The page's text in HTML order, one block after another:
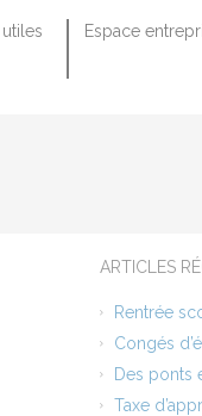
Espace
ARTICLES
Rentrée
Congés
Des ponts
Taxe